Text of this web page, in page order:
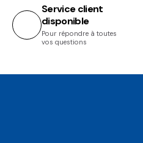
Service client
disponible
Pour répondre à toutes
vos questions